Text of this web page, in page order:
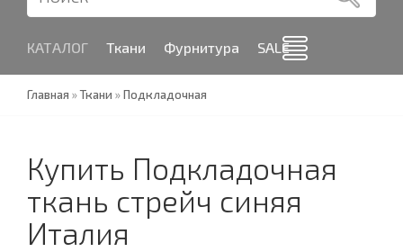
КАТАЛОГ Ткани Фурнитура SALE
Главная »Ткани »Подкладочная
Купить Подкладочная
ткань стрейч синяя
Италия